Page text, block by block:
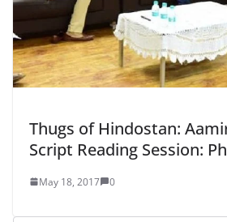
Thugs of Hindostan:
Script Reading Session:
May 18, 2017 0